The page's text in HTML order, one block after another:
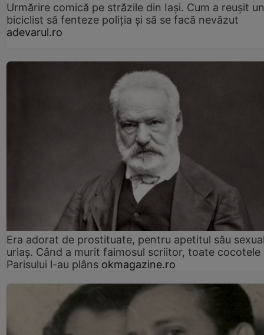
Urmărire comică pe străzile din Iași. Cum a reușit un
biciclist să fenteze poliția și să se facă nevăzut
adevarul.ro
Era adorat de prostituate, pentru apetitul său
uriaș. Când a murit faimosul scriitor, toate cocotele
Parisului l-au plâns okmagazine.ro